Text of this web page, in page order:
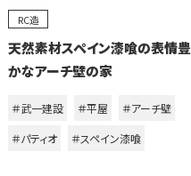
RC造
天然素材スペイン漆喰の表情豊
かなアーチ壁の家
＃武一建設 ＃平屋
＃アーチ壁
＃パティオ
＃スペイン漆喰